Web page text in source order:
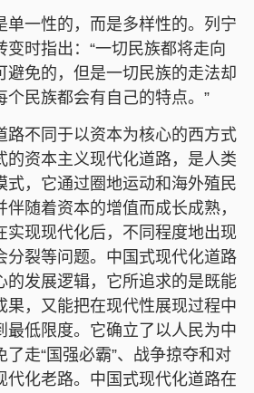
一性的，而是多样性的。列宁
变时指出：“一切民族都将走向
避免的，但是一切民族的走法却
民族都会有自己的特点。”
不同于以资本为核心的西方式
的资本主义现代化道路，是人类
式，它通过圈地运动和海外殖民
随着资本的增值而成长成熟，
实现现代化后，不同程度地出现
分裂等问题。中国式现代化道路
的发展逻辑，它所追求的是既能
果，又能把在现代性展现过程中
最低限度。它确立了以人民为中
走“国强必霸”、战争掠夺和对
代化老路。中国式现代化道路在